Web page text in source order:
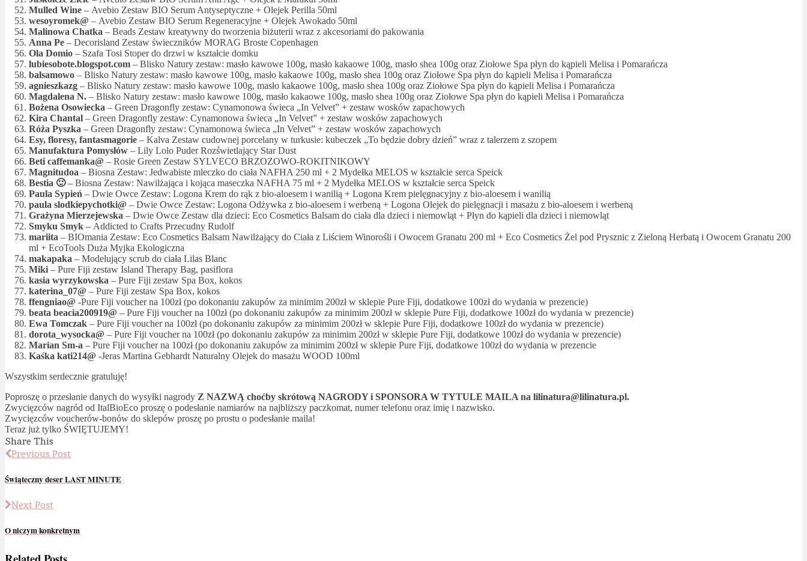
Mulled Wine – Avebio Zestaw BIO Serum Antyseptyczne + Olejek Perilla 50ml
wesoyromek@ – Avebio Zestaw BIO Serum Regeneracyjne + Olejek Awokado 50ml
Malinowa Chatka – Beads Zestaw kreatywny do tworzenia biżuterii wraz z akcesoriami do pakowania
Anna Pe – Decorisland Zestaw świeczników MORAG Broste Copenhagen
Ola Domio – Szafa Tosi Stoper do drzwi w kształcie domku
lubiesobote.blogspot.com – Blisko Natury zestaw: masło kawowe 100g, masło kakaowe 100g, masło shea 100g oraz Ziołowe Spa płyn do kąpieli Melisa i Pomarańcza
balsamowo – Blisko Natury zestaw: masło kawowe 100g, masło kakaowe 100g, masło shea 100g oraz Ziołowe Spa płyn do kąpieli Melisa i Pomarańcza
agnieszkazg – Blisko Natury zestaw: masło kawowe 100g, masło kakaowe 100g, masło shea 100g oraz Ziołowe Spa płyn do kąpieli Melisa i Pomarańcza
Magdalena N. – Blisko Natury zestaw: masło kawowe 100g, masło kakaowe 100g, masło shea 100g oraz Ziołowe Spa płyn do kąpieli Melisa i Pomarańcza
Bożena Osowiecka – Green Dragonfly zestaw: Cynamonowa świeca „In Velvet” + zestaw wosków zapachowych
Kira Chantal – Green Dragonfly zestaw: Cynamonowa świeca „In Velvet” + zestaw wosków zapachowych
Róża Pyszka – Green Dragonfly zestaw: Cynamonowa świeca „In Velvet” + zestaw wosków zapachowych
Esy, floresy, fantasmagorie – Kalva Zestaw cudownej porcelany w turkusie: kubeczek „To będzie dobry dzień” wraz z talerzem z szopem
Manufaktura Pomysłów – Lily Lolo Puder Rozświetlający Star Dust
Beti caffemanka@ – Rosie Green Zestaw SYLVECO BRZOZOWO-ROKITNIKOWY
Magnitudoa – Biosna Zestaw: Jedwabiste mleczko do ciała NAFHA 250 ml + 2 Mydełka MELOS w kształcie serca Speick
Bestia 🙂– Biosna Zestaw: Nawilżająca i kojąca maseczka NAFHA 75 ml + 2 Mydełka MELOS w kształcie serca Speick
Paula Sypień – Dwie Owce Zestaw: Logona Krem do rąk z bio-aloesem i wanilią + Logona Krem pielęgnacyjny z bio-aloesem i wanilią
paula slodkiepychotki@ – Dwie Owce Zestaw: Logona Odżywka z bio-aloesem i werbeną + Logona Olejek do pielęgnacji i masażu z bio-aloesem i werbeną
Grażyna Mierzejewska – Dwie Owce Zestaw dla dzieci: Eco Cosmetics Balsam do ciała dla dzieci i niemowląt + Płyn do kąpieli dla dzieci i niemowląt
Smyku Smyk – Addicted to Crafts Przecudny Rudolf
mariita – BIOmania Zestaw: Eco Cosmetics Balsam Nawilżający do Ciała z Liściem Winorośli i Owocem Granatu 200 ml + Eco Cosmetics Żel pod Prysznic z Zieloną Herbatą i Owocem Granatu 200
ml + EcoTools Duża Myjka Ekologiczna
makapaka – Modelujący scrub do ciała Lilas Blanc
Miki – Pure Fiji zestaw Island Therapy Bag, pasiflora
kasia wyrzykowska – Pure Fiji zestaw Spa Box, kokos
katerina_07@ – Pure Fiji zestaw Spa Box, kokos
ffengniao@ -Pure Fiji voucher na 100zł (po dokonaniu zakupów za minimim 200zł w sklepie Pure Fiji, dodatkowe 100zł do wydania w prezencie)
beata beacia200919@ – Pure Fiji voucher na 100zł (po dokonaniu zakupów za minimim 200zł w sklepie Pure Fiji, dodatkowe 100zł do wydania w prezencie)
Ewa Tomczak – Pure Fiji voucher na 100zł (po dokonaniu zakupów za minimim 200zł w sklepie Pure Fiji, dodatkowe 100zł do wydania w prezencie)
dorota_wysocka@ – Pure Fiji voucher na 100zł (po dokonaniu zakupów za minimim 200zł w sklepie Pure Fiji, dodatkowe 100zł do wydania w prezencie)
Marian Sm-a – Pure Fiji voucher na 100zł (po dokonaniu zakupów za minimim 200zł w sklepie Pure Fiji, dodatkowe 100zł do wydania w prezencie
Kaśka kati214@ -Jeras Martina Gebhardt Naturalny Olejek do masażu WOOD 100ml
Wszystkim serdecznie gratuluję!
Poproszę o przesłanie danych do wysyłki nagrody Z NAZWĄ choćby skrótową NAGRODY i SPONSORA W TYTULE MAILA na lilinatura@lilinatura.pl.
Zwycięzców nagród od ItalBioEco proszę o podesłanie namiarów na najbliższy paczkomat, numer telefonu oraz imię i nazwisko.
Zwycięzców voucherów-bonów do sklepów proszę po prostu o podesłanie maila!
Teraz już tylko ŚWIĘTUJEMY!
Share This
Previous Post
Świąteczny deser LAST MINUTE
Next Post
O niczym konkretnym